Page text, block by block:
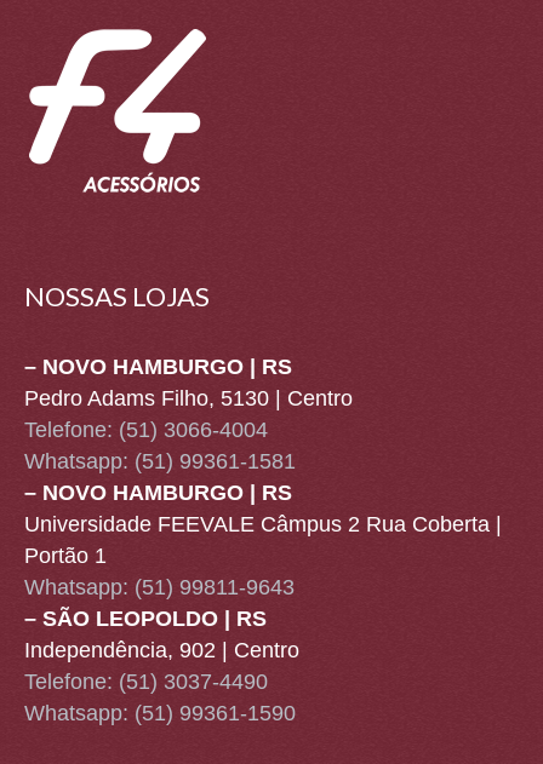
NOSSAS LOJAS
– NOVO HAMBURGO | RS
Pedro Adams Filho, 5130 | Centro
Telefone: (51) 3066-4004
Whatsapp: (51) 99361-1581
– NOVO HAMBURGO | RS
Universidade FEEVALE Câmpus 2 Rua Coberta |
Portão 1
Whatsapp: (51) 99811-9643
– SÃO LEOPOLDO | RS
Independência, 902 | Centro
Telefone: (51) 3037-4490
Whatsapp: (51) 99361-1590